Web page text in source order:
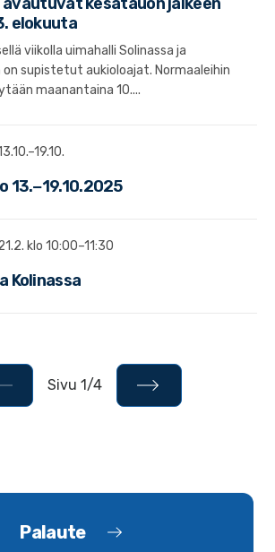
elokuuta
viikolla uimahalli Solinassa ja
on supistetut aukioloajat. Normaaleihin
maanantaina 10....
13.−19.10.2025
klo 10:00–11:30
Kolinassa
Sivu 1/4
Palaute